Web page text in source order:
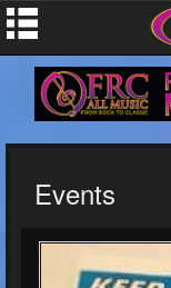
Events